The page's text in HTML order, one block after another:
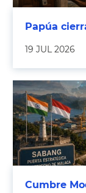
Papúa
19 JUL 2026
Cumbre